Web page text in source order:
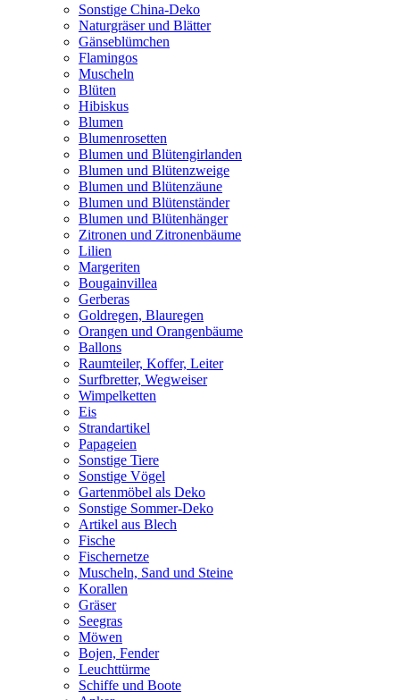
Sonstige China-Deko
Naturgräser und Blätter
Gänseblümchen
Flamingos
Muscheln
Blüten
Hibiskus
Blumen
Blumenrosetten
Blumen und Blütengirlanden
Blumen und Blütenzweige
Blumen und Blütenzäune
Blumen und Blütenständer
Blumen und Blütenhänger
Zitronen und Zitronenbäume
Lilien
Margeriten
Bougainvillea
Gerberas
Goldregen, Blauregen
Orangen und Orangenbäume
Ballons
Raumteiler, Koffer, Leiter
Surfbretter, Wegweiser
Wimpelketten
Eis
Strandartikel
Papageien
Sonstige Tiere
Sonstige Vögel
Gartenmöbel als Deko
Sonstige Sommer-Deko
Artikel aus Blech
Fische
Fischernetze
Muscheln, Sand und Steine
Korallen
Gräser
Seegras
Möwen
Bojen, Fender
Leuchttürme
Schiffe und Boote